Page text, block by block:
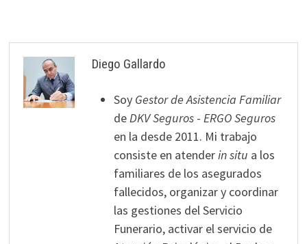
Diego Gallardo
Soy Gestor de Asistencia Familiar
deDKV Seguros- ERGO Seguros
en la desde 2011. Mi trabajo
consiste en atenderin situ a los
familiares de los asegurados
fallecidos, organizar y coordinar
las gestiones del Servicio
Funerario, activar el servicio de